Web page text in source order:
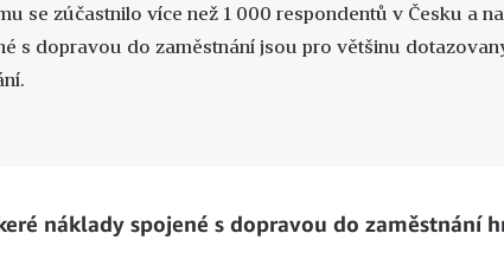
se zúčastnilo více než 1 000 respondentů v Česku a
s dopravou do zaměstnání jsou pro většinu
náklady spojené s dopravou do zaměstnání